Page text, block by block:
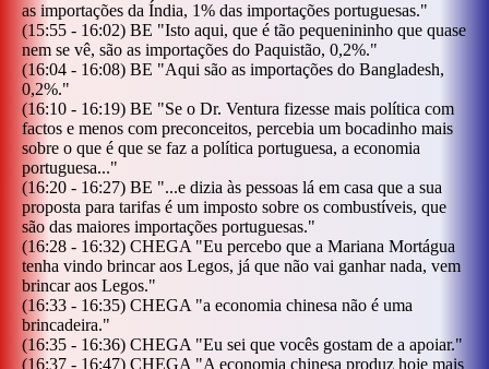
as importações da Índia, 1% das importações portuguesas."
(15:55 - 16:02) BE "Isto aqui, que é tão pequenininho que quase
nem se vê, são as importações do Paquistão, 0,2%."
(16:04 - 16:08) BE "Aqui são as importações do Bangladesh,
0,2%."
(16:10 - 16:19) BE "Se o Dr. Ventura fizesse mais política com
factos e menos com preconceitos, percebia um bocadinho mais
sobre o que é que se faz a política portuguesa, a economia
portuguesa..."
(16:20 - 16:27) BE "...e dizia às pessoas lá em casa que a sua
proposta para tarifas é um imposto sobre os combustíveis, que
são das maiores importações portuguesas."
(16:28 - 16:32) CHEGA "Eu percebo que a Mariana Mortágua
tenha vindo brincar aos Legos, já que não vai ganhar nada, vem
brincar aos Legos."
(16:33 - 16:35) CHEGA "a economia chinesa não é uma
brincadeira."
(16:35 - 16:36) CHEGA "Eu sei que vocês gostam de a apoiar."
(16:37 - 16:47) CHEGA "A economia chinesa produz hoje mais